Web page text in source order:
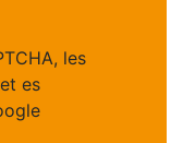
les
et es